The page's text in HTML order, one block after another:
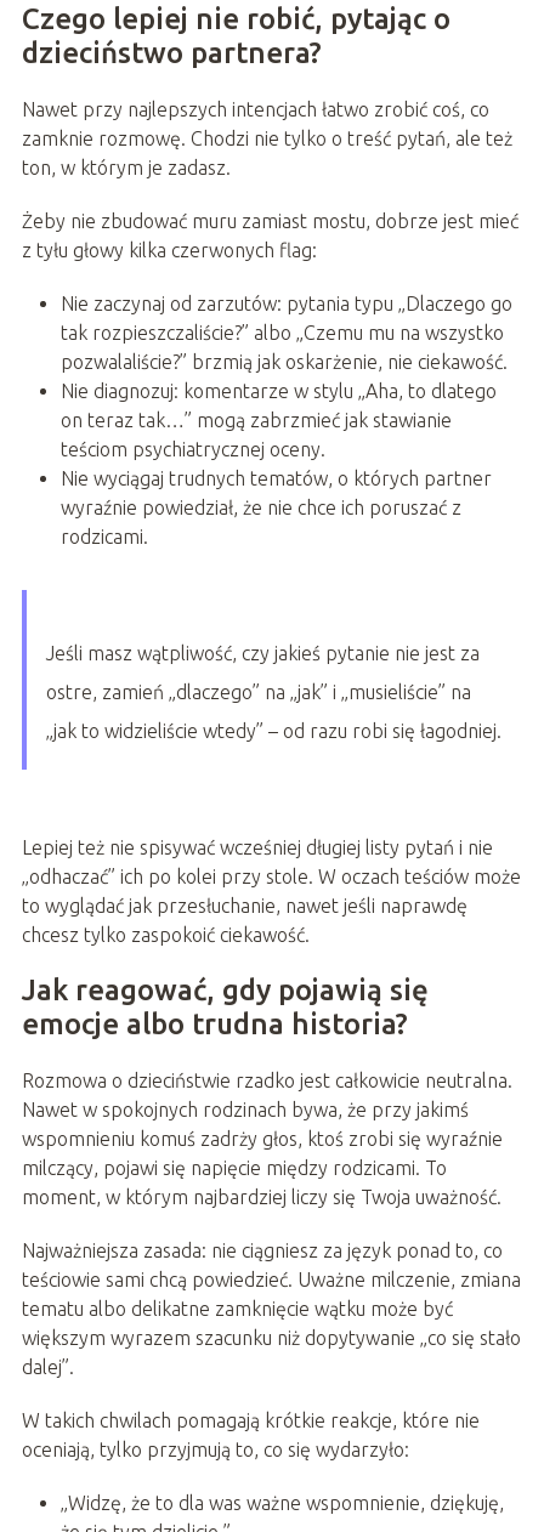
Czego lepiej nie robić, pytając o
dzieciństwo partnera?
Nawet przy najlepszych intencjach łatwo zrobić coś, co
zamknie rozmowę. Chodzi nie tylko o treść pytań, ale też
ton, w którym je zadasz.
Żeby nie zbudować muru zamiast mostu, dobrze jest mieć
z tyłu głowy kilka czerwonych flag:
Nie zaczynaj od zarzutów: pytania typu „Dlaczego go
tak rozpieszczaliście?” albo „Czemu mu na wszystko
pozwalaliście?” brzmią jak oskarżenie, nie ciekawość.
Nie diagnozuj: komentarze w stylu „Aha, to dlatego
on teraz tak…” mogą zabrzmieć jak stawianie
teściom psychiatrycznej oceny.
Nie wyciągaj trudnych tematów, o których partner
wyraźnie powiedział, że nie chce ich poruszać z
rodzicami.
Jeśli masz wątpliwość, czy jakieś pytanie nie jest za
ostre, zamień „dlaczego” na „jak” i „musieliście” na
„jak to widzieliście wtedy” – od razu robi się łagodniej.
Lepiej też nie spisywać wcześniej długiej listy pytań i nie
„odhaczać” ich po kolei przy stole. W oczach teściów może
to wyglądać jak przesłuchanie, nawet jeśli naprawdę
chcesz tylko zaspokoić ciekawość.
Jak reagować, gdy pojawią się
emocje albo trudna historia?
Rozmowa o dzieciństwie rzadko jest całkowicie neutralna.
Nawet w spokojnych rodzinach bywa, że przy jakimś
wspomnieniu komuś zadrży głos, ktoś zrobi się wyraźnie
milczący, pojawi się napięcie między rodzicami. To
moment, w którym najbardziej liczy się Twoja uważność.
Najważniejsza zasada: nie ciągniesz za język ponad to, co
teściowie sami chcą powiedzieć. Uważne milczenie, zmiana
tematu albo delikatne zamknięcie wątku może być
większym wyrazem szacunku niż dopytywanie „co się stało
dalej”.
W takich chwilach pomagają krótkie reakcje, które nie
oceniają, tylko przyjmują to, co się wydarzyło:
„Widzę, że to dla was ważne wspomnienie, dziękuję,